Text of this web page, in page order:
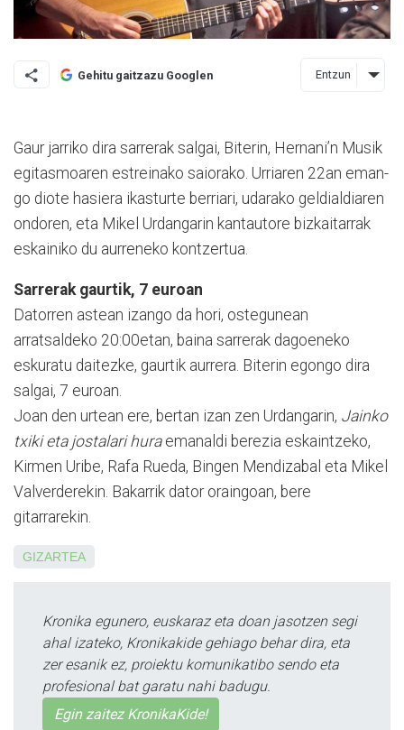
Gehitu gaitzazu Googlen Entzun
Gaur jarriko dira sarrerak salgai, Biterin, Hernani’n Mu­sik
egitasmoaren estrei­na­ko saiorako. Urriaren 22an eman­
go diote hasiera ikasturte be­rriari, udarako geldialdiaren
ondoren, eta Mikel Urdangarin kantautore bizkaitarrak
eskai­niko du aurreneko kontzertua.
Sarrerak gaurtik, 7 euroan
Datorren astean izango da hori, ostegunean
arratsaldeko 20:00etan, baina sarrerak dagoeneko
eskuratu daitezke, gaurtik aurrera. Biterin egongo dira
salgai, 7 euroan.
Joan den urtean ere, ber­tan izan zen Urdangarin, Jainko
txiki eta jostalari huraema­nal­di berezia eskaintzeko,
Kirmen Uribe, Rafa Rueda, Bingen Men­dizabal eta Mikel
Valver­­derekin. Baka­rrik dator orain­goan, bere
gitarrarekin.
GIZARTEA
Kronika egunero, euskaraz eta doan jasotzen segi
ahal izateko, Kronikakide gehiago behar dira, eta
zer esanik ez, proiektu komunikatibo sendo eta
profesional bat garatu nahi badugu.
Egin zaitez KronikaKide!